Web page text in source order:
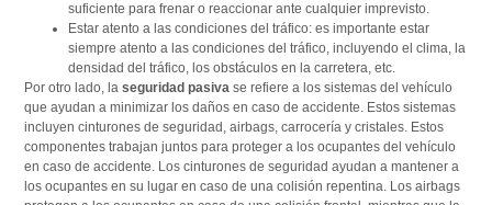
suficiente para frenar o reaccionar ante cualquier imprevisto.
Estar atento a las condiciones del tráfico: es importante estar
siempre atento a las condiciones del tráfico, incluyendo el clima, la
densidad del tráfico, los obstáculos en la carretera, etc.
Por otro lado, laseguridad pasiva se refiere a los sistemas del vehículo
que ayudan a minimizar los daños en caso de accidente. Estos sistemas
incluyen cinturones de seguridad, airbags, carrocería y cristales. Estos
componentes trabajan juntos para proteger a los ocupantes del vehículo
en caso de accidente. Los cinturones de seguridad ayudan a mantener a
los ocupantes en su lugar en caso de una colisión repentina. Los airbags